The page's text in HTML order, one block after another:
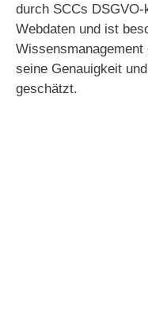
durch SCCs
Webdaten und ist
seine Genauigkeit
geschätzt.